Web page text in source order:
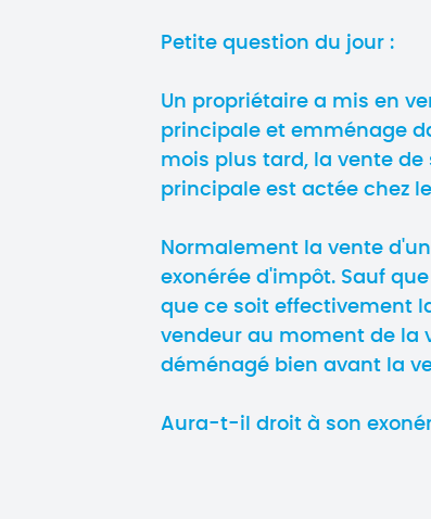
Petite question du jour :
Un propriétaire a mis en
principale et emménage
mois plus tard, la vente
principale est actée chez
Normalement la vente
exonérée d'impôt. Sauf
que ce soit effectivement
vendeur au moment de la
déménagé bien avant la
Aura-t-il droit à son